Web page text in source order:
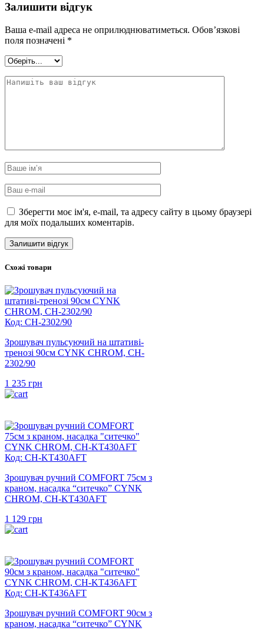
Залишити відгук
Ваша e-mail адреса не оприлюднюватиметься. Обов’язкові
поля позначені *
Зберегти моє ім'я, e-mail, та адресу сайту в цьому браузері
для моїх подальших коментарів.
Схожі товари
Код: CH-2302/90
Зрошувач пульсуючий на штативі-
тренозі 90см CYNK CHROM, CH-
2302/90
1 235 грн
Код: CH-KT430AFT
Зрошувач ручний COMFORT 75см з
краном, насадка “ситечко” CYNK
CHROM, CH-KT430AFT
1 129 грн
Код: CH-KT436AFT
Зрошувач ручний COMFORT 90см з
краном, насадка “ситечко” CYNK